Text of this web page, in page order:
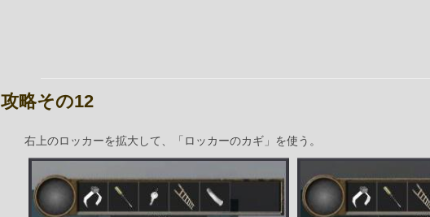
攻略その12
右上のロッカーを拡大して、「ロッカーのカギ」を使う。